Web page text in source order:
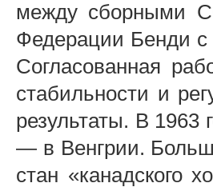
между сборными
Федерации Бенди с
Согласованная
стабильности и
результаты. В 1963
— в Венгрии.
стан «канадского